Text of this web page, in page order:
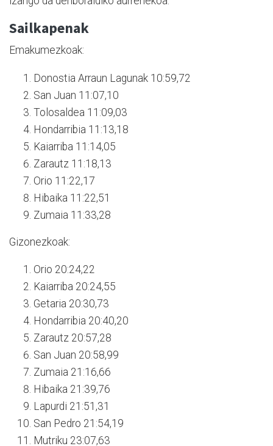
Sailkapenak
Emakumezkoak:
Donostia Arraun Lagunak 10:59,72
San Juan 11:07,10
Tolosaldea 11:09,03
Hondarribia 11:13,18
Kaiarriba 11:14,05
Zarautz 11:18,13
Orio 11:22,17
Hibaika 11:22,51
Zumaia 11:33,28
Gizonezkoak:
Orio 20:24,22
Kaiarriba 20:24,55
Getaria 20:30,73
Hondarribia 20:40,20
Zarautz 20:57,28
San Juan 20:58,99
Zumaia 21:16,66
Hibaika 21:39,76
Lapurdi 21:51,31
San Pedro 21:54,19
Mutriku 23:07,63